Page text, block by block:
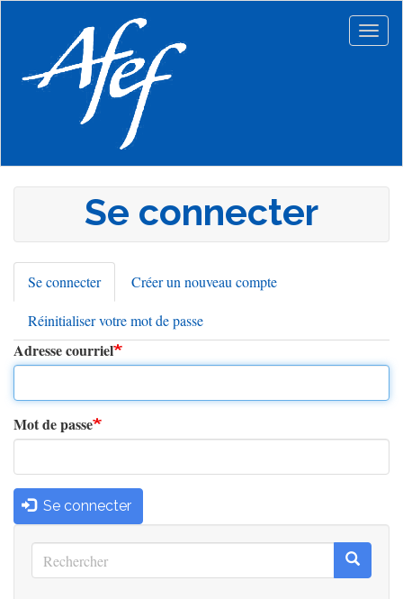
principal
Se connecter
Onglets
principaux
Se connecter(onglet
actif)
Créer un nouveau compte
Réinitialiser votre mot de passe
Adresse courriel
Mot de passe
Se connecter
Rechercher
Rechercher